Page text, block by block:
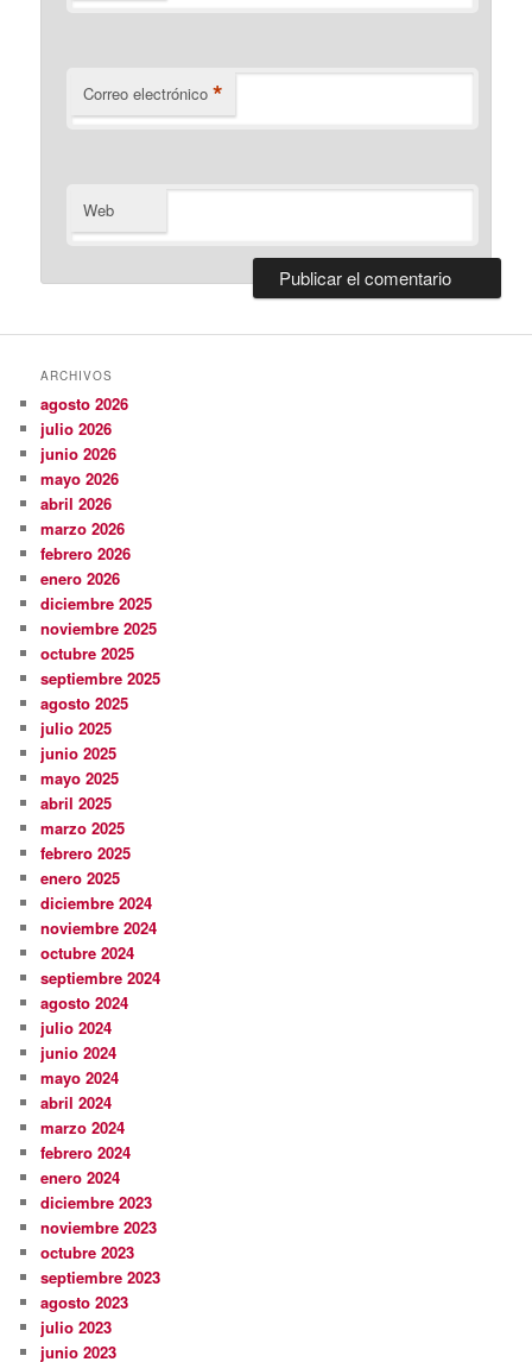
Correo electrónico *
Web
ARCHIVOS
agosto 2026
julio 2026
junio 2026
mayo 2026
abril 2026
marzo 2026
febrero 2026
enero 2026
diciembre 2025
noviembre 2025
octubre 2025
septiembre 2025
agosto 2025
julio 2025
junio 2025
mayo 2025
abril 2025
marzo 2025
febrero 2025
enero 2025
diciembre 2024
noviembre 2024
octubre 2024
septiembre 2024
agosto 2024
julio 2024
junio 2024
mayo 2024
abril 2024
marzo 2024
febrero 2024
enero 2024
diciembre 2023
noviembre 2023
octubre 2023
septiembre 2023
agosto 2023
julio 2023
junio 2023